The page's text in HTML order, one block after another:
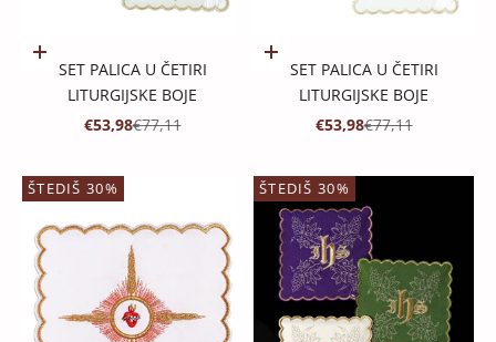
Dodaj u košaricu
SET PALICA U ČETIRI
LITURGIJSKE BOJE
PROMOTIVNA CIJENA
€53,98REDOVNA CIJENA
€77,11
Dodaj u košaricu
SET PALICA U ČETIRI
LITURGIJSKE BOJE
PROMOTIVNA CIJENA
€53,98REDOVNA CIJENA
€77,11
ŠTEDIŠ 30% ŠTEDIŠ 30%